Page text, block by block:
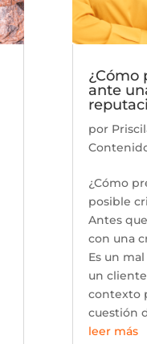
¿Cómo
ante
por
¿Cómo
posible
Antes
con una
Es un
un
contexto
cuestión
leer más